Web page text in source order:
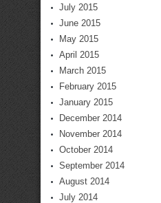
July 2015
June 2015
May 2015
April 2015
March 2015
February 2015
January 2015
December 2014
November 2014
October 2014
September 2014
August 2014
July 2014